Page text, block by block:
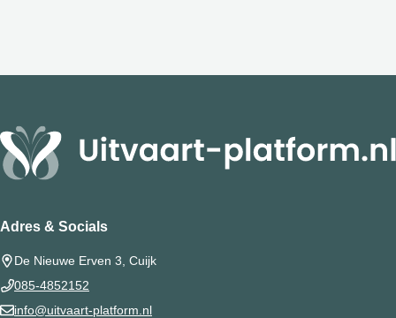
Adres & Socials
De Nieuwe Erven 3, Cuijk
085-4852152
info@uitvaart-platform.nl